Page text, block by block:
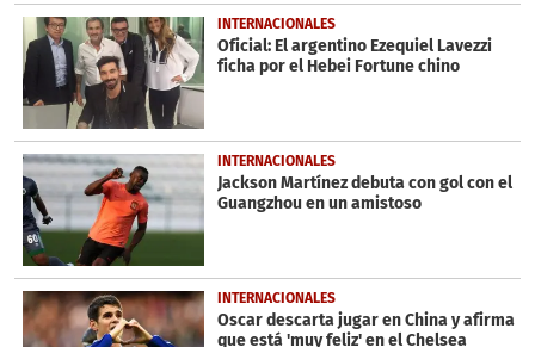
INTERNACIONALES
Oficial: El argentino Ezequiel Lavezzi
ficha por el Hebei Fortune chino
INTERNACIONALES
Jackson Martínez debuta con gol con el
Guangzhou en un amistoso
INTERNACIONALES
Oscar descarta jugar en China y afirma
que está 'muy feliz' en el Chelsea